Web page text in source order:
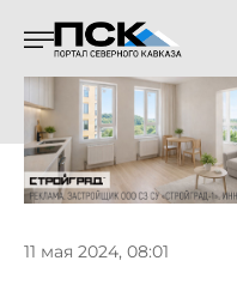
11 мая 2024, 08:01